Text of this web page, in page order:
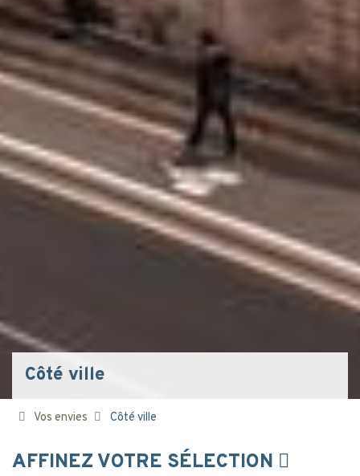
Côté ville
Vos envies Côté ville
AFFINEZ VOTRE SÉLECTION